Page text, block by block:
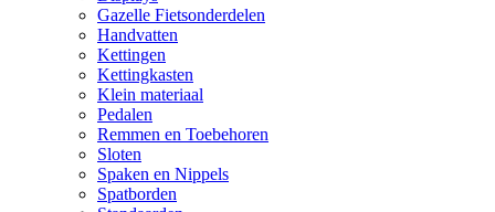
Gazelle Fietsonderdelen
Handvatten
Kettingen
Kettingkasten
Klein materiaal
Pedalen
Remmen en Toebehoren
Sloten
Spaken en Nippels
Spatborden